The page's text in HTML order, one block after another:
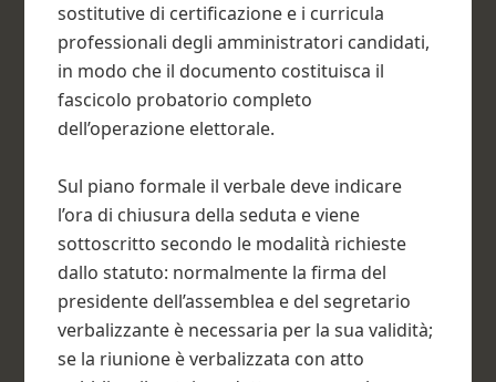
sostitutive di certificazione e i curricula
professionali degli amministratori candidati,
in modo che il documento costituisca il
fascicolo probatorio completo
dell’operazione elettorale.
Sul piano formale il verbale deve indicare
l’ora di chiusura della seduta e viene
sottoscritto secondo le modalità richieste
dallo statuto: normalmente la firma del
presidente dell’assemblea e del segretario
verbalizzante è necessaria per la sua validità;
se la riunione è verbalizzata con atto